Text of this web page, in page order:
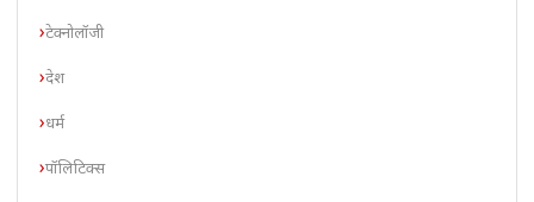
टेक्नोलॉजी
देश
धर्म
पॉलिटिक्स